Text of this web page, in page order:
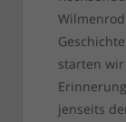
starten
jenseits